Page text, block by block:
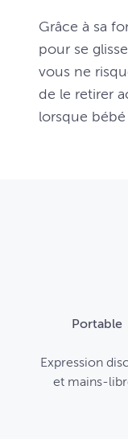
Grâce à sa
pour se
vous ne
de le retirer
lorsque
Portable
Expression
et mains-